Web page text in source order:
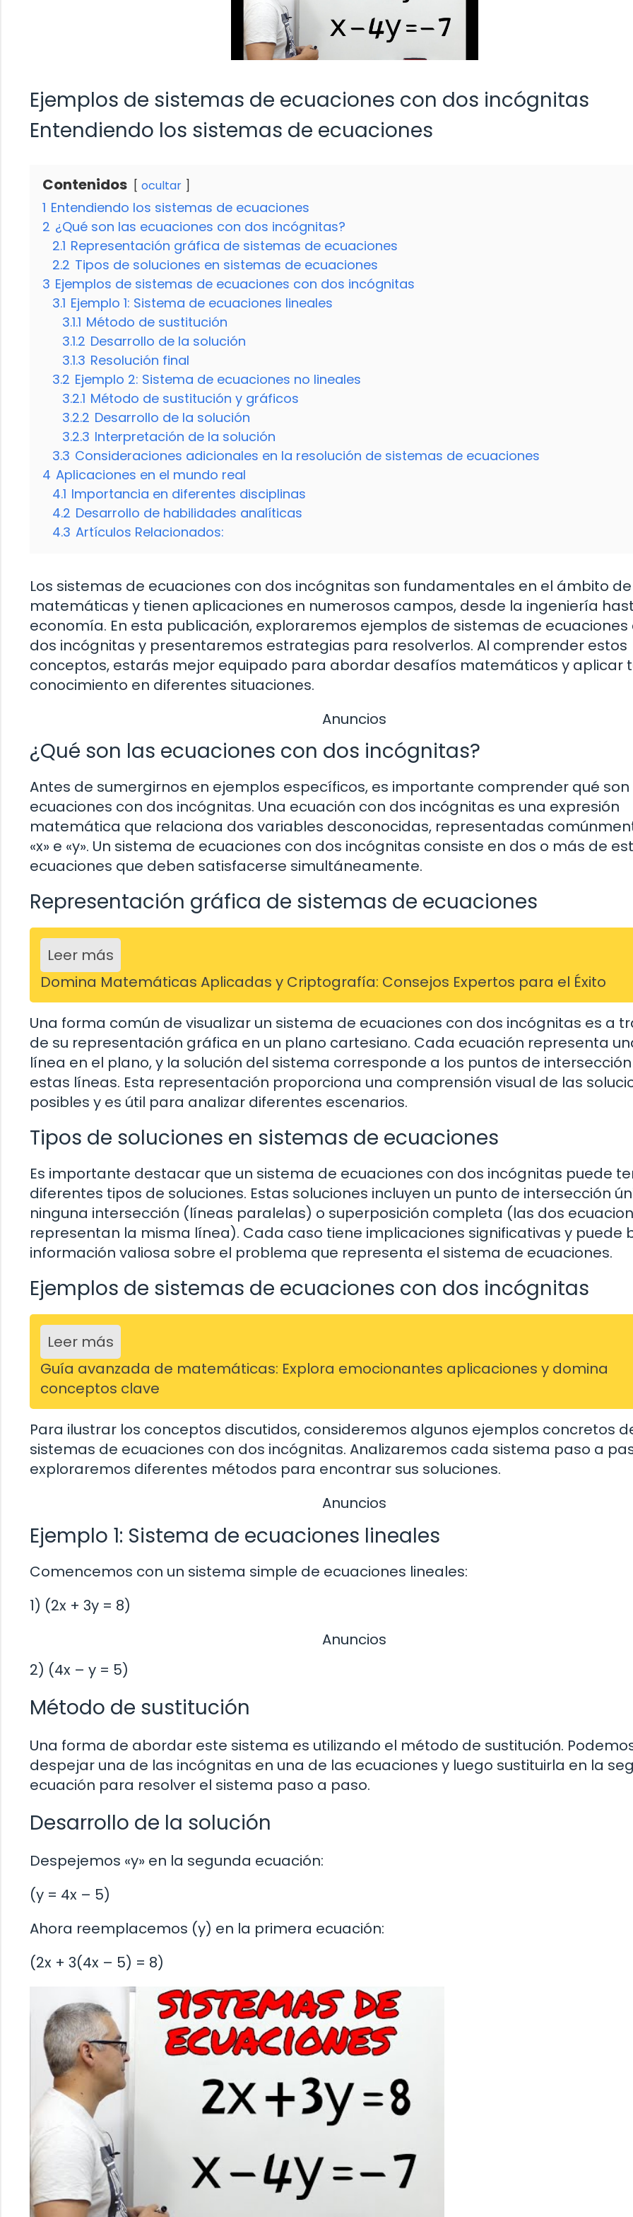
Ejemplos de sistemas de ecuaciones con dos incógnitas
Entendiendo los sistemas de ecuaciones
Contenidos ocultar
1 Entendiendo los sistemas de ecuaciones
2 ¿Qué son las ecuaciones con dos incógnitas?
2.1 Representación gráfica de sistemas de ecuaciones
2.2 Tipos de soluciones en sistemas de ecuaciones
3 Ejemplos de sistemas de ecuaciones con dos incógnitas
3.1 Ejemplo 1: Sistema de ecuaciones lineales
3.1.1 Método de sustitución
3.1.2 Desarrollo de la solución
3.1.3 Resolución final
3.2 Ejemplo 2: Sistema de ecuaciones no lineales
3.2.1 Método de sustitución y gráficos
3.2.2 Desarrollo de la solución
3.2.3 Interpretación de la solución
3.3 Consideraciones adicionales en la resolución de sistemas de ecuaciones
4 Aplicaciones en el mundo real
4.1 Importancia en diferentes disciplinas
4.2 Desarrollo de habilidades analíticas
4.3 Artículos Relacionados:
Los sistemas de ecuaciones con dos incógnitas son fundamentales en el ámbito
matemáticas y tienen aplicaciones en numerosos campos, desde la ingeniería
economía. En esta publicación, exploraremos ejemplos de sistemas de ecuaciones
dos incógnitas y presentaremos estrategias para resolverlos. Al comprender estos
conceptos, estarás mejor equipado para abordar desafíos matemáticos y aplicar
conocimiento en diferentes situaciones.
Anuncios
¿Qué son las ecuaciones con dos incógnitas?
Antes de sumergirnos en ejemplos específicos, es importante comprender qué son
ecuaciones con dos incógnitas. Una ecuación con dos incógnitas es una expresión
matemática que relaciona dos variables desconocidas, representadas
«x» e «y». Un sistema de ecuaciones con dos incógnitas consiste en dos o más de
ecuaciones que deben satisfacerse simultáneamente.
Representación gráfica de sistemas de ecuaciones
Leer más
Domina Matemáticas Aplicadas y Criptografía: Consejos Expertos para el Éxito
Una forma común de visualizar un sistema de ecuaciones con dos incógnitas es a
de su representación gráfica en un plano cartesiano. Cada ecuación representa
línea en el plano, y la solución del sistema corresponde a los puntos de
estas líneas. Esta representación proporciona una comprensión visual de las
posibles y es útil para analizar diferentes escenarios.
Tipos de soluciones en sistemas de ecuaciones
Es importante destacar que un sistema de ecuaciones con dos incógnitas puede
diferentes tipos de soluciones. Estas soluciones incluyen un punto de intersección
ninguna intersección (líneas paralelas) o superposición completa (las dos
representan la misma línea). Cada caso tiene implicaciones significativas y puede
información valiosa sobre el problema que representa el sistema de ecuaciones.
Ejemplos de sistemas de ecuaciones con dos incógnitas
Leer más
Guía avanzada de matemáticas: Explora emocionantes aplicaciones y domina
conceptos clave
Para ilustrar los conceptos discutidos, consideremos algunos ejemplos concretos
sistemas de ecuaciones con dos incógnitas. Analizaremos cada sistema paso a
exploraremos diferentes métodos para encontrar sus soluciones.
Anuncios
Ejemplo 1: Sistema de ecuaciones lineales
Comencemos con un sistema simple de ecuaciones lineales:
1) (2x + 3y = 8)
Anuncios
2) (4x – y = 5)
Método de sustitución
Una forma de abordar este sistema es utilizando el método de sustitución.
despejar una de las incógnitas en una de las ecuaciones y luego sustituirla en la
ecuación para resolver el sistema paso a paso.
Desarrollo de la solución
Despejemos «y» en la segunda ecuación:
(y = 4x – 5)
Ahora reemplacemos (y) en la primera ecuación:
(2x + 3(4x – 5) = 8)